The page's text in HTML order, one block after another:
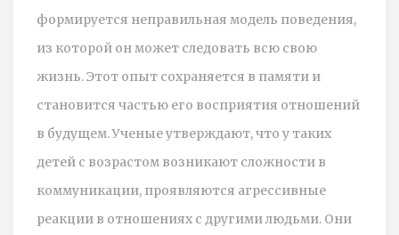
формируется неправильная модель поведения,
из которой он может следовать всю свою
жизнь. Этот опыт сохраняется в памяти и
становится частью его восприятия отношений
в будущем. Ученые утверждают, что у таких
детей с возрастом возникают сложности в
коммуникации, проявляются агрессивные
реакции в отношениях с другими людьми. Они